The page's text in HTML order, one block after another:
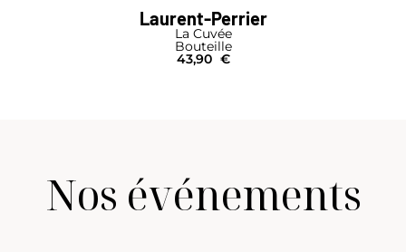
Laurent-Perrier
La Cuvée
Bouteille
43,90 €
Nos événements